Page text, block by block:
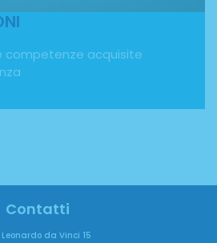
competenze acquisite
Contatti
da Vinci 15